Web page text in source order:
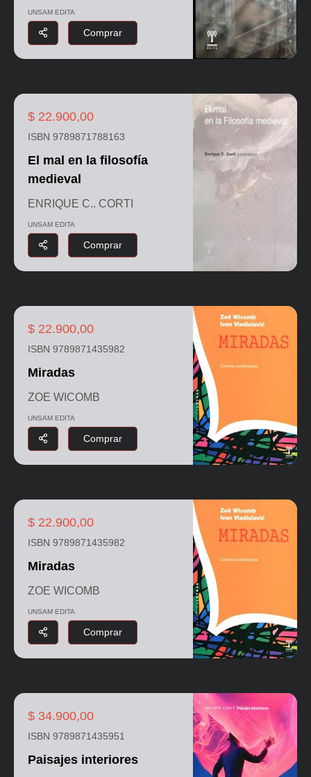
UNSAM EDITA
Comprar
$ 22.900,00
ISBN 9789871788163
El mal en la filosofía
medieval
ENRIQUE C.. CORTI
UNSAM EDITA
Comprar
$ 22.900,00
ISBN 9789871435982
Miradas
ZOE WICOMB
UNSAM EDITA
Comprar
$ 22.900,00
ISBN 9789871435982
Miradas
ZOE WICOMB
UNSAM EDITA
Comprar
$ 34.900,00
ISBN 9789871435951
Paisajes interiores